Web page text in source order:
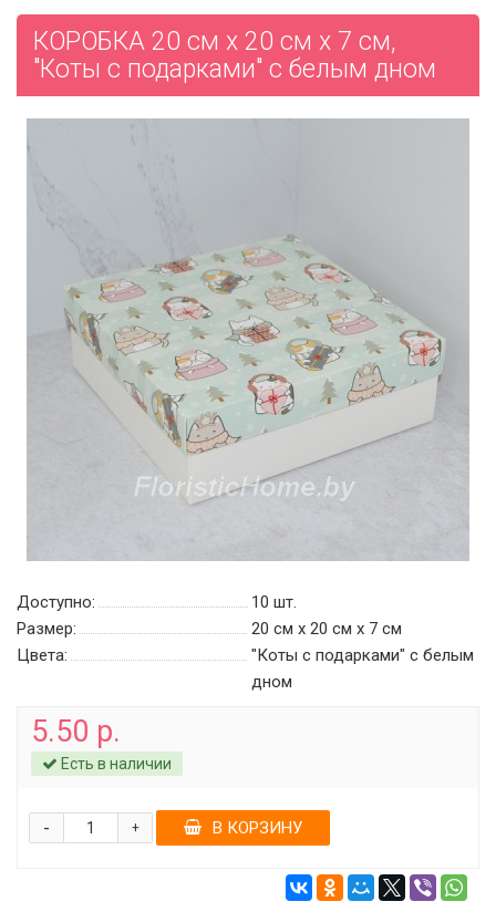
КОРОБКА 20 см х 20 см х 7 см,
"Коты с подарками" c белым дном
Доступно: 10 шт.
Размер:
20 см х 20 см х 7 см
Цвета:
"Коты с подарками" c белым
дном
5.50 р.
Есть в наличии
+
- В КОРЗИНУ